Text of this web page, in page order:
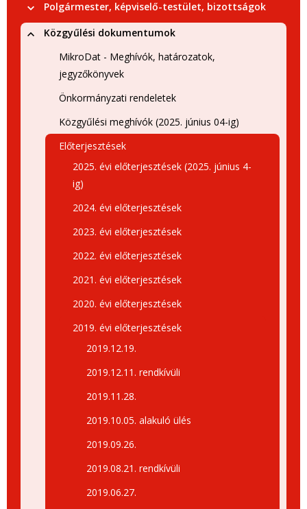
Polgármester, képviselő-testület, bizottságok
Közgyűlési dokumentumok
MikroDat - Meghívók, határozatok,
jegyzőkönyvek
Önkormányzati rendeletek
Közgyűlési meghívók (2025. június 04-ig)
Előterjesztések
2025. évi előterjesztések (2025. június 4-
ig)
2024. évi előterjesztések
2023. évi előterjesztések
2022. évi előterjesztések
2021. évi előterjesztések
2020. évi előterjesztések
2019. évi előterjesztések
2019.12.19.
2019.12.11. rendkívüli
2019.11.28.
2019.10.05. alakuló ülés
2019.09.26.
2019.08.21. rendkívüli
2019.06.27.